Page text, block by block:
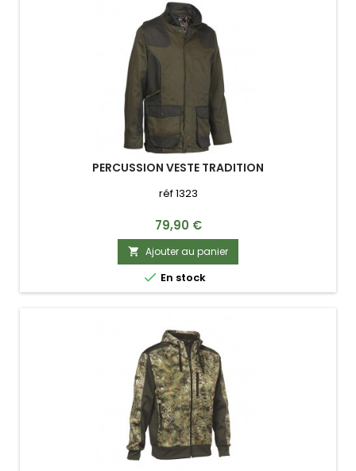
PERCUSSION VESTE TRADITION
réf 1323
Prix
79,90 €
 Ajouter au panier
 En stock